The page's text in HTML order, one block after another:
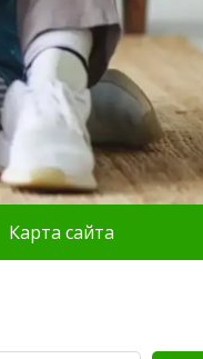
Карта сайта